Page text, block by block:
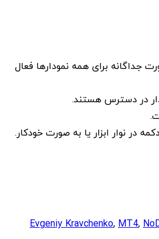
جداگانه برای همه نمودارها فعال
در دسترس هستند.
در نوار ابزار یا به صورت خودکار.
Evgeniy Kravchenko,MT4,